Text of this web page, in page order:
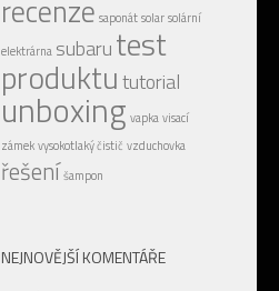
recenze saponátsolarsolární
elektrárna subarutest
produktututorial
unboxing vapkavisací
zámekvysokotlaký čistič vzduchovka
řešeníšampon
NEJNOVĚJŠÍ KOMENTÁŘE